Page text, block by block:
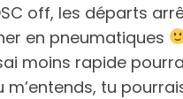
off, les départs
en pneumatiques
moins rapide
m’entends, tu